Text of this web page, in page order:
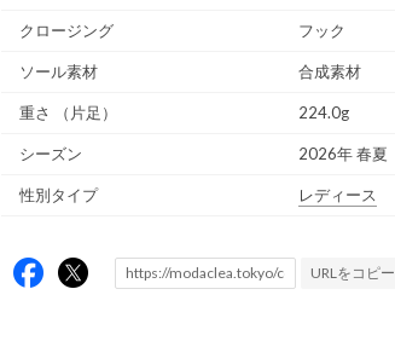
クロージング フック
ソール素材 合成素材
重さ （片足） 224.0g
シーズン 2026年 春夏
性別タイプ レディース
URLをコピー